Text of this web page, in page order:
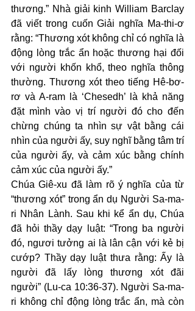
thương.” Nhà giải kinh William Barclay
đã viết trong cuốn Giải nghĩa Ma-thi-ơ
rằng: “Thương xót không chỉ có nghĩa là
động lòng trắc ẩn hoặc thương hại đối
với người khốn khổ, theo nghĩa thông
thường. Thương xót theo tiếng Hê-bơ-
rơ và A-ram là ‘Chesedh’ là khả năng
đặt mình vào vị trí người đó cho đến
chừng chúng ta nhìn sự vật bằng cái
nhìn của người ấy, suy nghĩ bằng tâm trí
của người ấy, và cảm xúc bằng chính
cảm xúc của người ấy.”
Chúa Giê-xu đã làm rõ ý nghĩa của từ
“thương xót” trong ẩn dụ Người Sa-ma-
ri Nhân Lành. Sau khi kể ẩn dụ, Chúa
đã hỏi thầy dạy luật: “Trong ba người
đó, ngươi tưởng ai là lân cận với kẻ bị
cướp? Thầy dạy luật thưa rằng: Ấy là
người đã lấy lòng thương xót đãi
người” (Lu-ca 10:36-37). Người Sa-ma-
ri không chỉ động lòng trắc ẩn, mà còn